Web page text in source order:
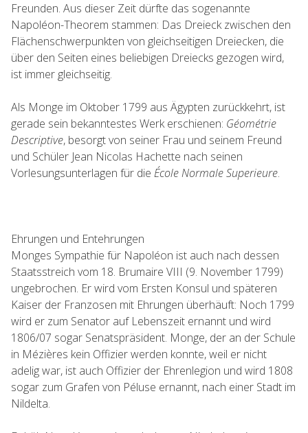
Freunden. Aus dieser Zeit dürfte das sogenannte
Napoléon-Theorem stammen: Das Dreieck zwischen den
Flächenschwerpunkten von gleichseitigen Dreiecken, die
über den Seiten eines beliebigen Dreiecks gezogen wird,
ist immer gleichseitig.
Als Monge im Oktober 1799 aus Ägypten zurückkehrt, ist
gerade sein bekanntestes Werk erschienen: Géométrie
Descriptive, besorgt von seiner Frau und seinem Freund
und Schüler Jean Nicolas Hachette nach seinen
Vorlesungsunterlagen für die École Normale Superieure.
Ehrungen und Entehrungen
Monges Sympathie für Napoléon ist auch nach dessen
Staatsstreich vom 18. Brumaire VIII (9. November 1799)
ungebrochen. Er wird vom Ersten Konsul und späteren
Kaiser der Franzosen mit Ehrungen überhäuft: Noch 1799
wird er zum Senator auf Lebenszeit ernannt und wird
1806/07 sogar Senatspräsident. Monge, der an der Schule
in Mézières kein Offizier werden konnte, weil er nicht
adelig war, ist auch Offizier der Ehrenlegion und wird 1808
sogar zum Grafen von Péluse ernannt, nach einer Stadt im
Nildelta.